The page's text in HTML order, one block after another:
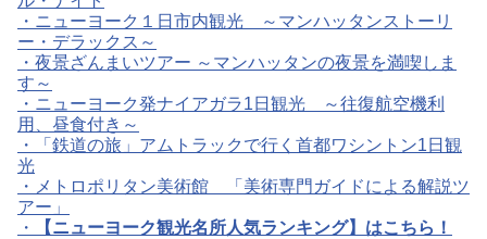
・ ニューヨーク１日市内観光 ～マンハッタンストーリ
ー・デラックス～
・ 夜景ざんまいツアー ～マンハッタンの夜景を満喫しま
す～
・ ニューヨーク発ナイアガラ1日観光 ～往復航空機利
用、昼食付き～
・
「鉄道の旅」アムトラックで行く首都ワシントン1日観
光
・ メトロポリタン美術館 「美術専門ガイドによる解説ツ
アー」
・
【ニューヨーク観光名所人気ランキング】はこちら！